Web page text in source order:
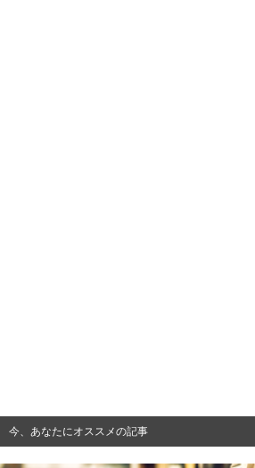
今、あなたにオススメの記事